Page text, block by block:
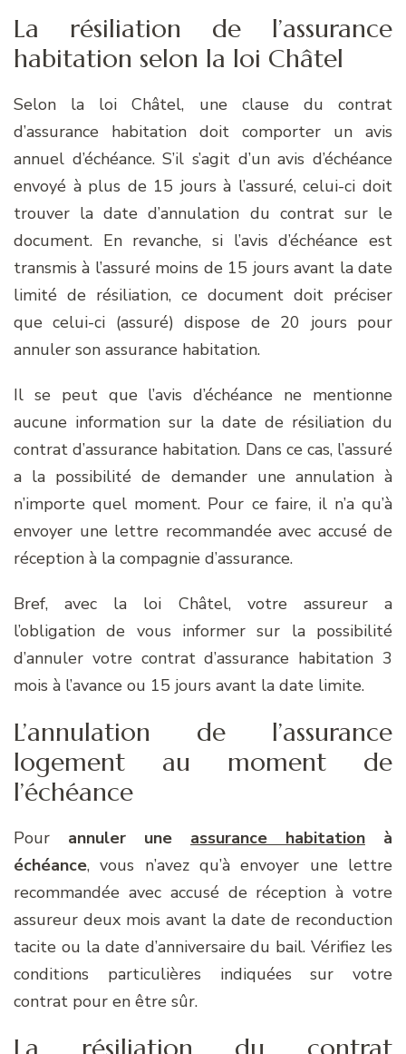
La résiliation de l’assurance
habitation selon la loi Châtel
Selon la loi Châtel, une clause du contrat
d’assurance habitation doit comporter un avis
annuel d’échéance. S’il s’agit d’un avis d’échéance
envoyé à plus de 15 jours à l’assuré, celui-ci doit
trouver la date d’annulation du contrat sur le
document. En revanche, si l’avis d’échéance est
transmis à l’assuré moins de 15 jours avant la date
limité de résiliation, ce document doit préciser
que celui-ci (assuré) dispose de 20 jours pour
annuler son assurance habitation.
Il se peut que l’avis d’échéance ne mentionne
aucune information sur la date de résiliation du
contrat d’assurance habitation. Dans ce cas, l’assuré
a la possibilité de demander une annulation à
n’importe quel moment. Pour ce faire, il n’a qu’à
envoyer une lettre recommandée avec accusé de
réception à la compagnie d’assurance.
Bref, avec la loi Châtel, votre assureur a
l’obligation de vous informer sur la possibilité
d’annuler votre contrat d’assurance habitation 3
mois à l’avance ou 15 jours avant la date limite.
L’annulation de l’assurance
logement au moment de
l’échéance
Pour annuler une assurance habitation à
échéance, vous n’avez qu’à envoyer une lettre
recommandée avec accusé de réception à votre
assureur deux mois avant la date de reconduction
tacite ou la date d’anniversaire du bail. Vérifiez les
conditions particulières indiquées sur votre
contrat pour en être sûr.